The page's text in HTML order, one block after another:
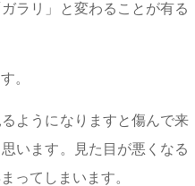
ラリ」と変わることが有る
。
ようになりますと傷んで来
います。
見た目が悪くなる
ってしまいます。